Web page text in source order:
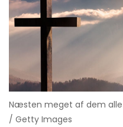
Næsten meget af dem alle
/ Getty Images